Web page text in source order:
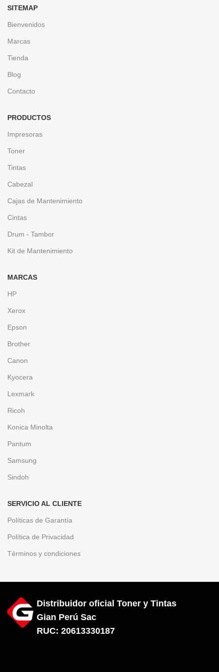
SITEMAP
Bienvenidos
Marcas
Tienda
Blog
Contacto
PRODUCTOS
Impresoras
Toner
Tintas
Cabezal
Cajas de Mantenimiento
Cintas
Drum - Tambor
Kit de Mantenimiento
MARCAS
HP
Xerox
Epson
Brother
Canon
Kyocera
Lexmark
Ricoh
Konica Minolta
Pantum
Samsung
Sindoh
SERVICIO AL CLIENTE
Políticas de Garantía
Política de Privacidad
Términos y condiciones
Distribuidor oficial Toner y Tintas
Gian Perú Sac
RUC: 20613330187